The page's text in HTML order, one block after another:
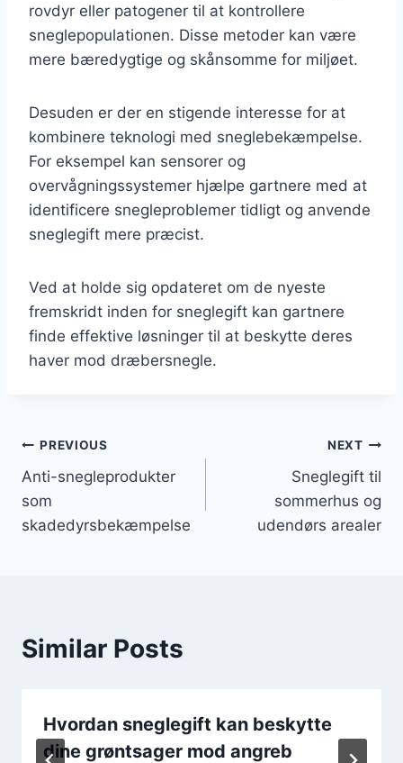
rovdyr eller patogener til at kontrollere
sneglepopulationen. Disse metoder kan være
mere bæredygtige og skånsomme for miljøet.
Desuden er der en stigende interesse for at
kombinere teknologi med sneglebekæmpelse.
For eksempel kan sensorer og
overvågningssystemer hjælpe gartnere med at
identificere snegleproblemer tidligt og anvende
sneglegift mere præcist.
Ved at holde sig opdateret om de nyeste
fremskridt inden for sneglegift kan gartnere
finde effektive løsninger til at beskytte deres
haver mod dræbersnegle.
Indlægsnavigation
PREVIOUS
Anti-snegleprodukter
som
skadedyrsbekæmpelse
NEXT
Sneglegift til
sommerhus og
udendørs arealer
Similar Posts
Hvordan sneglegift kan beskytte
dine grøntsager mod angreb